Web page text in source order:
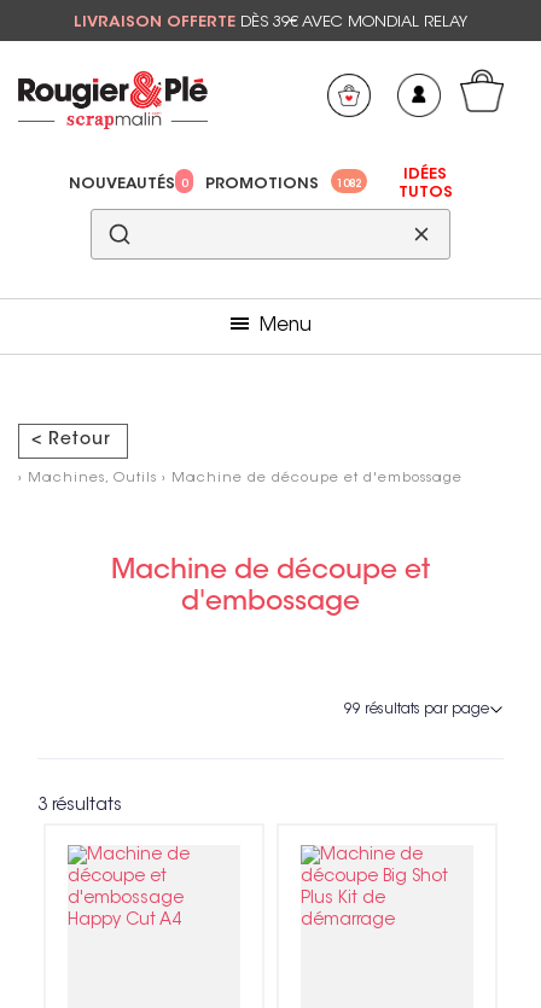
LIVRAISON OFFERTE DÈS 39€ AVEC MONDIAL RELAY
NOUVEAUTÉS 0 PROMOTIONS 1082
IDÉES
TUTOS
Menu
< Retour
› Machines, Outils › Machine de découpe et d'embossage
Machine de découpe et
d'embossage
3 résultats